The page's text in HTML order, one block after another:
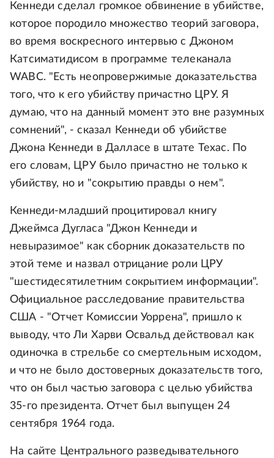
Кеннеди сделал громкое обвинение в убийстве,
которое породило множество теорий заговора,
во время воскресного интервью с Джоном
Катсиматидисом в программе телеканала
WABC. "Есть неопровержимые доказательства
того, что к его убийству причастно ЦРУ. Я
думаю, что на данный момент это вне разумных
сомнений", - сказал Кеннеди об убийстве
Джона Кеннеди в Далласе в штате Техас. По
его словам, ЦРУ было причастно не только к
убийству, но и "сокрытию правды о нем".
Кеннеди-младший процитировал книгу
Джеймса Дугласа "Джон Кеннеди и
невыразимое" как сборник доказательств по
этой теме и назвал отрицание роли ЦРУ
"шестидесятилетним сокрытием информации".
Официальное расследование правительства
США - "Отчет Комиссии Уоррена", пришло к
выводу, что Ли Харви Освальд действовал как
одиночка в стрельбе со смертельным исходом,
и что не было достоверных доказательств того,
что он был частью заговора с целью убийства
35-го президента. Отчет был выпущен 24
сентября 1964 года.
На сайте Центрального разведывательного